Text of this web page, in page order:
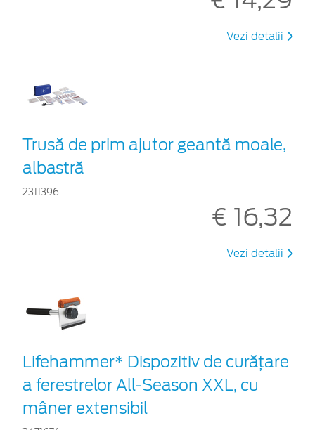
Vezi detalii
Trusă de prim ajutor geantă moale,
albastră
2311396
€ 16,32
Vezi detalii
Lifehammer* Dispozitiv de curățare
a ferestrelor All-Season XXL, cu
mâner extensibil